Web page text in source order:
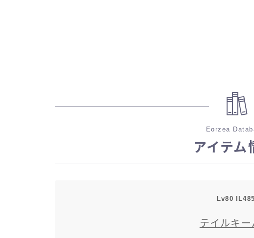
Eorzea
アイテム
Lv80 IL485
テイルキー